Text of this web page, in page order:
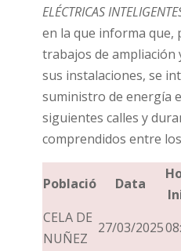
ELÉCTRICAS
en la que informa que,
trabajos de ampliación
sus instalaciones, se
suministro de energía
siguientes calles y
comprendidos entre
Població Data
CELA DE
NUÑEZ
27/03/2025